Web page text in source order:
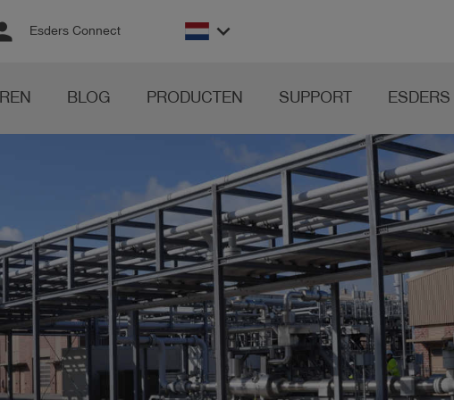
Esders Connect keyboard_arrow_down
BLOG PRODUCTEN SUPPORT ESDERS